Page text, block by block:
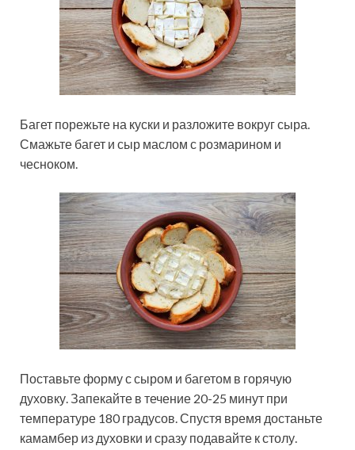
Багет порежьте на куски и разложите вокруг сыра.
Смажьте багет и сыр маслом с розмарином и
чесноком.
Поставьте форму с сыром и багетом в горячую
духовку. Запекайте в течение 20-25 минут при
температуре 180 градусов. Спустя время достаньте
камамбер из духовки и сразу подавайте к столу.